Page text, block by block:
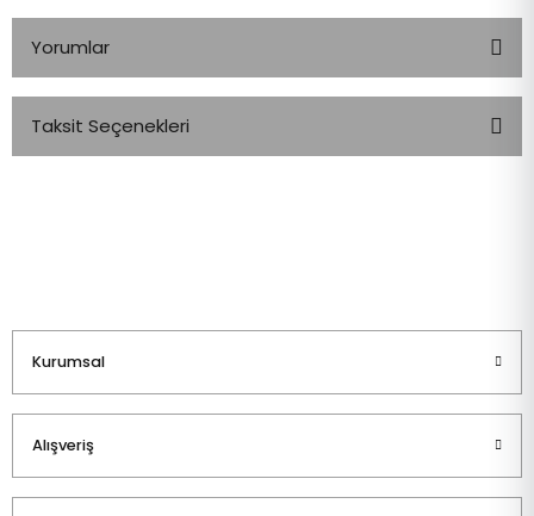
Yorumlar
Taksit Seçenekleri
Kurumsal
Alışveriş